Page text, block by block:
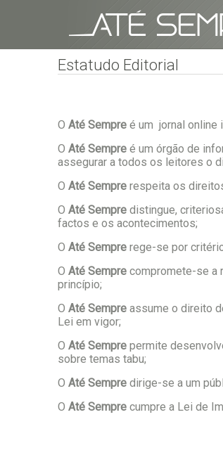
Estatudo Editorial
O Até Sempre é um jornal online
O Até Sempre é um órgão de
assegurar a todos os leitores o
O Até Sempre respeita os
O Até Sempre distingue,
factos e os acontecimentos;
O Até Sempre rege-se por
O Até Sempre compromete-se a
princípio;
O Até Sempre assume o direito
Lei em vigor;
O Até Sempre permite
sobre temas tabu;
O Até Sempre dirige-se a um
O Até Sempre cumpre a Lei de